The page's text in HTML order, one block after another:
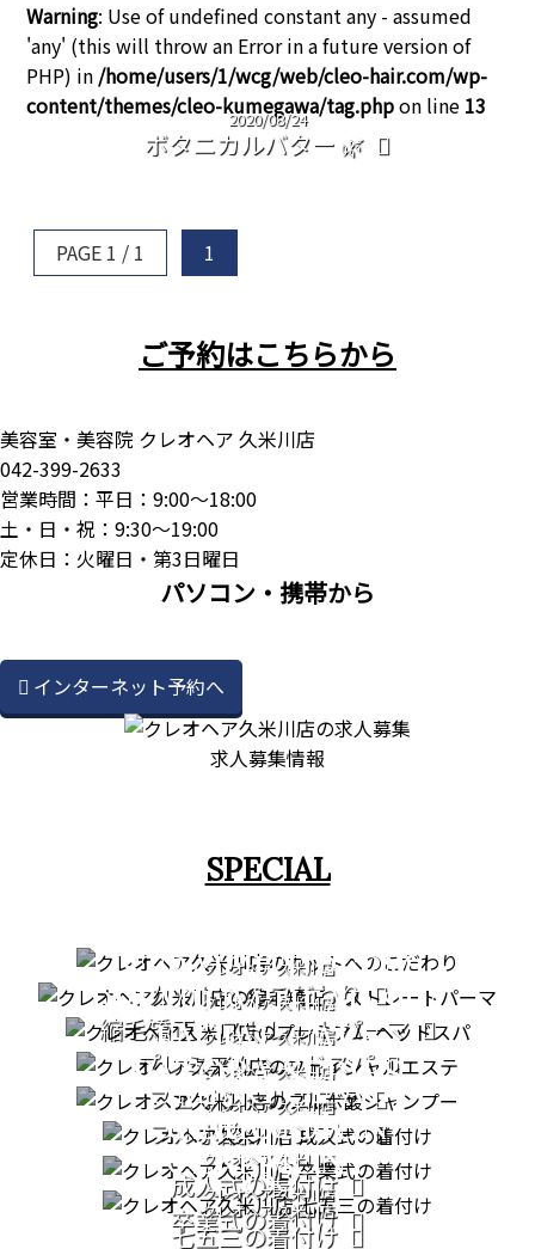
Warning: Use of undefined constant any - assumed
'any' (this will throw an Error in a future version of
PHP) in /home/users/1/wcg/web/cleo-hair.com/wp-
content/themes/cleo-kumegawa/tag.phpon line 13
2020/08/24
ボタニカルバター 🌿
PAGE 1 / 1 1
ご予約はこちらから
美容室・美容院 クレオヘア 久米川店
042-399-2633
営業時間：平日：9:00～18:00
土・日・祝：9:30～19:00
定休日：火曜日・第3日曜日
パソコン・携帯から
インターネット予約へ
求人募集情報
SPECIAL
クレオヘア 久米川店
カットへのこだわり
STRAIGHT PERM
クレオヘア 久米川店
縮毛矯正・ストレートパーマ
PREMIUM HEAD SPA
クレオヘア 久米川店
プレミアムヘッドスパ
FACIAL CARE
クレオヘア 久米川店
フェイシャルエステ
PATORA SERIES
クレオヘア 久米川店
フルボ酸シャンプー
COMING OF AGE
CEREMONY
クレオヘア 久米川店
成人式の着付け
GRADUATION
CEREMONY
クレオヘア 久米川店
卒業式の着付け
753
クレオヘア 久米川店
七五三の着付け